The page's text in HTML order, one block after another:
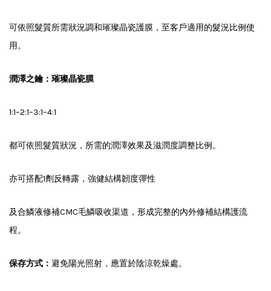
可依照髮質所需狀況調和璀璨晶瓷護膜，至客戶適用的髮況比例使
用。
潤澤之鑰：璀璨晶瓷膜
1:1–2:1–3:1–4:1
都可依照髮質狀況，所需的潤澤效果及滋潤度調整比例。
亦可搭配1劑反轉露，強健結構韌度彈性
及合鱗液修補CMC毛鱗吸收渠道，形成完整的內外修補結構護流
程。
保存方式： 避免陽光照射，應置於陰涼乾燥處。